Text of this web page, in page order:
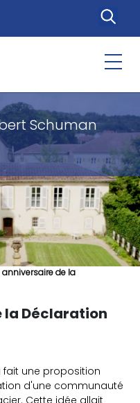
Schuman
anniversaire de la
la Déclaration
fait une proposition
d'une communauté
Cette idée allait